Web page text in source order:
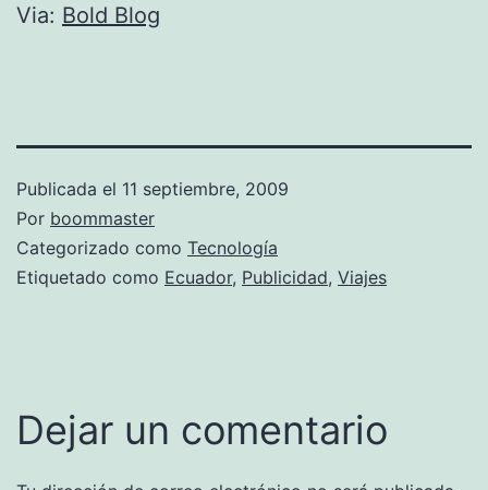
Via: Bold Blog
Publicada el 11 septiembre, 2009
Por boommaster
Categorizado como Tecnología
Etiquetado como Ecuador, Publicidad, Viajes
Dejar un comentario